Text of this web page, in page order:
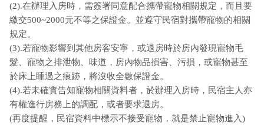
(2).在辦理入房時，需簽署同意配合攜帶寵物相關規定，而且要
繳交500~2000元不等之保證金。並遵守民宿對攜帶寵物的相關
規定。
(3).若寵物影響到其他房客安寧，或退房時於房內發現寵物毛
髮、寵物之排泄物、味道，房內物品損害、污損，或寵物甚至
於床上睡過之痕跡，將沒收全數保證金。
(4).若未確實告知寵物相關資料者，於辦理入房時，民宿主人亦
有權進行房務上的調配，或者要求退房。
(再度提醒，民宿資料中標示不接受寵物，就是禁止寵物進入)